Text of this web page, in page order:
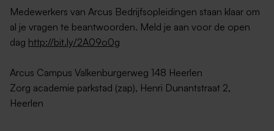
Medewerkers van Arcus Bedrijfsopleidingen staan klaar om
al je vragen te beantwoorden. Meld je aan voor de open
dag http://bit.ly/2A09o0g
Arcus Campus Valkenburgerweg 148 Heerlen
Zorg academie parkstad (zap), Henri Dunantstraat 2,
Heerlen